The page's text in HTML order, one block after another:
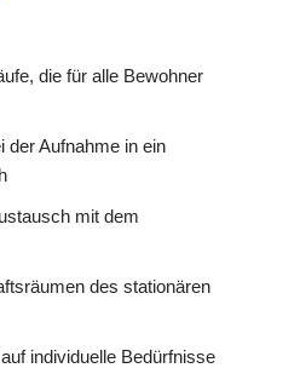
die für alle Bewohner
der Aufnahme in ein
mit dem
des stationären
individuelle Bedürfnisse